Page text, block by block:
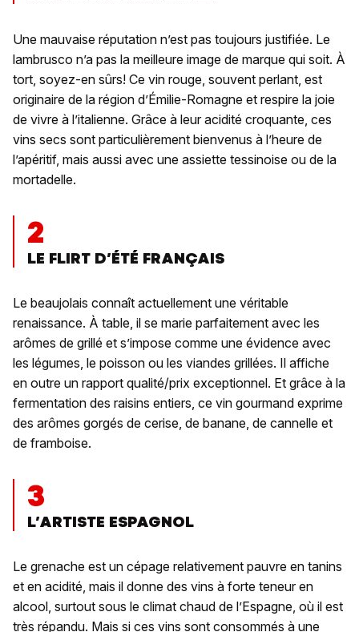
Une mauvaise réputation n’est pas toujours justifiée. Le
lambrusco n’a pas la meilleure image de marque qui soit. À
tort, soyez-en sûrs! Ce vin rouge, souvent perlant, est
originaire de la région d’Émilie-Romagne et respire la joie
de vivre à l’italienne. Grâce à leur acidité croquante, ces
vins secs sont particulièrement bienvenus à l’heure de
l’apéritif, mais aussi avec une assiette tessinoise ou de la
mortadelle.
2
LE FLIRT D’ÉTÉ FRANÇAIS
Le beaujolais connaît actuellement une véritable
renaissance. À table, il se marie parfaitement avec les
arômes de grillé et s’impose comme une évidence avec
les légumes, le poisson ou les viandes grillées. Il affiche
en outre un rapport qualité/prix exceptionnel. Et grâce à la
fermentation des raisins entiers, ce vin gourmand exprime
des arômes gorgés de cerise, de banane, de cannelle et
de framboise.
3
L’ARTISTE ESPAGNOL
Le grenache est un cépage relativement pauvre en tanins
et en acidité, mais il donne des vins à forte teneur en
alcool, surtout sous le climat chaud de l’Espagne, où il est
très répandu. Mais si ces vins sont consommés à une